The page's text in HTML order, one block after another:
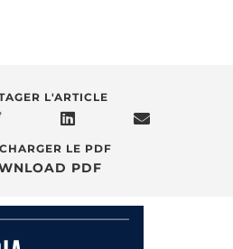
L'ARTICLE
LE PDF